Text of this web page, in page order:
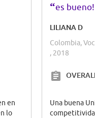
en
lo
“es
LILIANA D
Colombia,
, 2018
OVERALL
Una buena